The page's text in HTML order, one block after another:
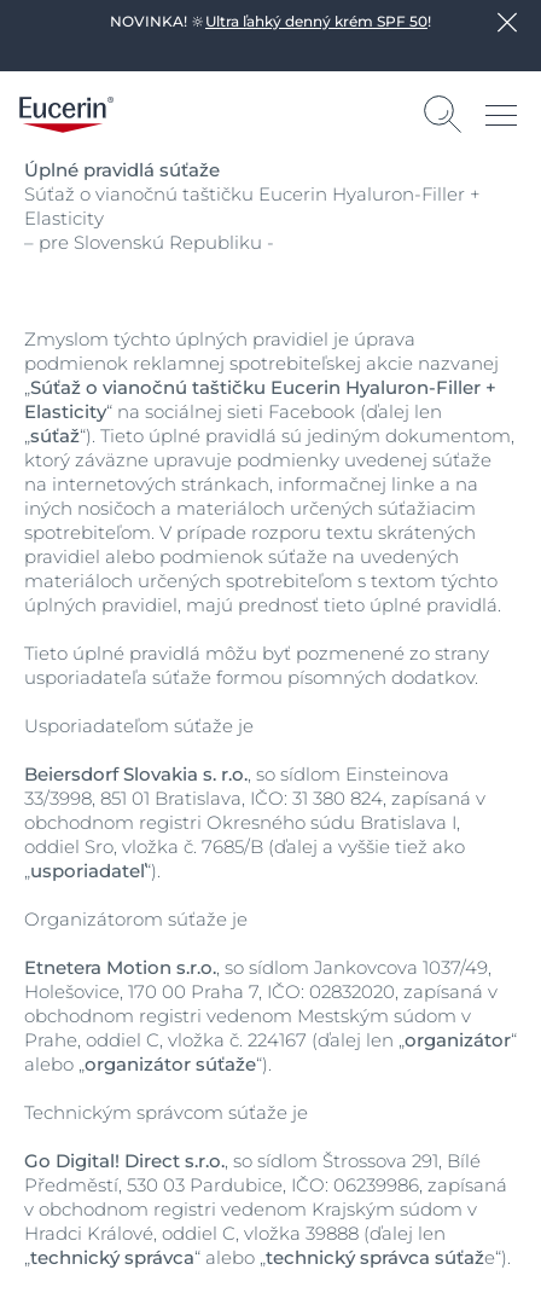
NOVINKA! 🔆 Ultra ľahký denný krém SPF 50!
Úplné pravidlá súťaže
Súťaž o vianočnú taštičku Eucerin Hyaluron-Filler +
Elasticity
– pre Slovenskú Republiku -
Zmyslom týchto úplných pravidiel je úprava
podmienok reklamnej spotrebiteľskej akcie nazvanej
„Súťaž o vianočnú taštičku Eucerin Hyaluron-Filler +
Elasticity“ na sociálnej sieti Facebook (ďalej len
„súťaž“). Tieto úplné pravidlá sú jediným dokumentom,
ktorý záväzne upravuje podmienky uvedenej súťaže
na internetových stránkach, informačnej linke a na
iných nosičoch a materiáloch určených súťažiacim
spotrebiteľom. V prípade rozporu textu skrátených
pravidiel alebo podmienok súťaže na uvedených
materiáloch určených spotrebiteľom s textom týchto
úplných pravidiel, majú prednosť tieto úplné pravidlá.
Tieto úplné pravidlá môžu byť pozmenené zo strany
usporiadateľa súťaže formou písomných dodatkov.
Usporiadateľom súťaže je
Beiersdorf Slovakia s. r.o., so sídlom Einsteinova
33/3998, 851 01 Bratislava, IČO: 31 380 824, zapísaná v
obchodnom registri Okresného súdu Bratislava I,
oddiel Sro, vložka č. 7685/B (ďalej a vyššie tiež ako
„usporiadateľ“).
Organizátorom súťaže je
Etnetera Motion s.r.o., so sídlom Jankovcova 1037/49,
Holešovice, 170 00 Praha 7, IČO: 02832020, zapísaná v
obchodnom registri vedenom Mestským súdom v
Prahe, oddiel C, vložka č. 224167 (ďalej len „organizátor“
alebo „organizátor súťaže“).
Technickým správcom súťaže je
Go Digital! Direct s.r.o., so sídlom Štrossova 291, Bílé
Předměstí, 530 03 Pardubice, IČO: 06239986, zapísaná
v obchodnom registri vedenom Krajským súdom v
Hradci Králové, oddiel C, vložka 39888 (ďalej len
„technický správca“ alebo „technický správca súťaže“).